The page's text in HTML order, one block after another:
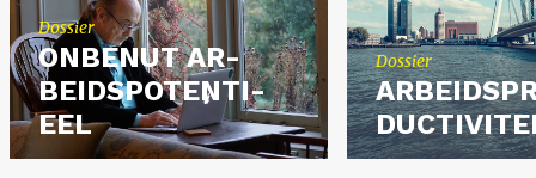
Dos­sier
ON­BE­NUT AR­
BEIDS­PO­TEN­TI­
EEL
Dos­sier